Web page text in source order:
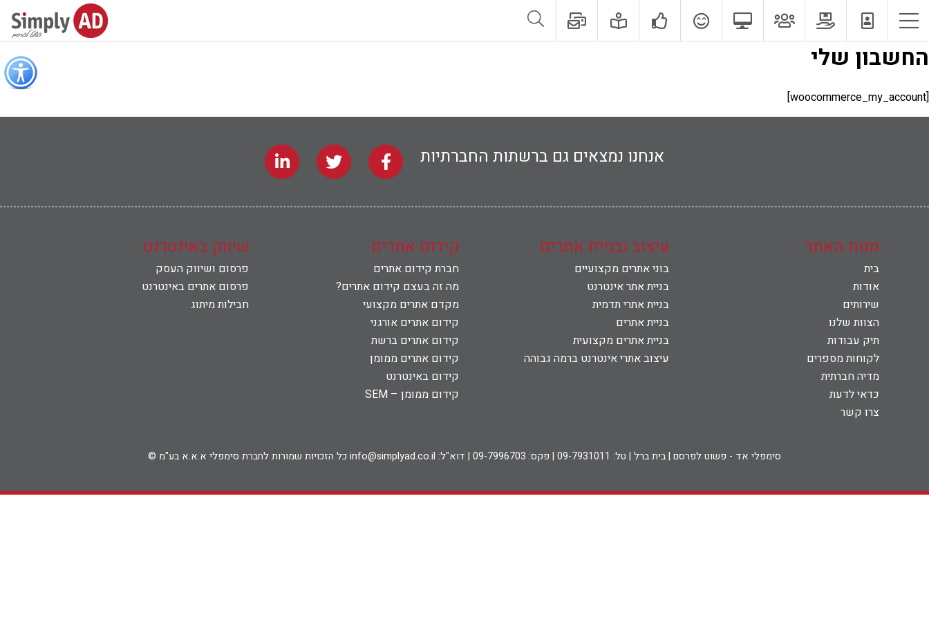
כפתור
לפתיחת
תפריט
אודות
שירותים
מדיה חברתית
כדאי לדעת
צרו קשר
תוכן
מרכזי
החשבון שלי
[woocommerce_my_account]
אנחנו נמצאים גם ברשתות החברתיות
מפת האתר
בית
אודות
שירותים
הצוות שלנו
תיק עבודות
לקוחות מספרים
מדיה חברתית
כדאי לדעת
צרו קשר
עיצוב ובניית אתרים
בוני אתרים מקצועיים
בניית אתר אינטרנט
בניית אתרי תדמית
בניית אתרים
בניית אתרים מקצועית
עיצוב אתרי אינטרנט ברמה גבוהה
קידום אתרים
חברת קידום אתרים
מה זה בעצם קידום אתרים?
מקדם אתרים מקצועי
קידום אתרים אורגני
קידום אתרים ברשת
קידום אתרים ממומן
קידום באינטרנט
קידום ממומן – SEM
שיווק באינטרנט
פרסום ושיווק העסק
פרסום אתרים באינטרנט
חבילות מיתוג
סימפלי אד - פשוט לפרסם | בית ברל | טל: 09-7931011 | פקס: 09-7996703 | דוא"ל: info@simplyad.co.il כל הזכויות שמורות לחברת סימפלי א.א.א בע"מ ©